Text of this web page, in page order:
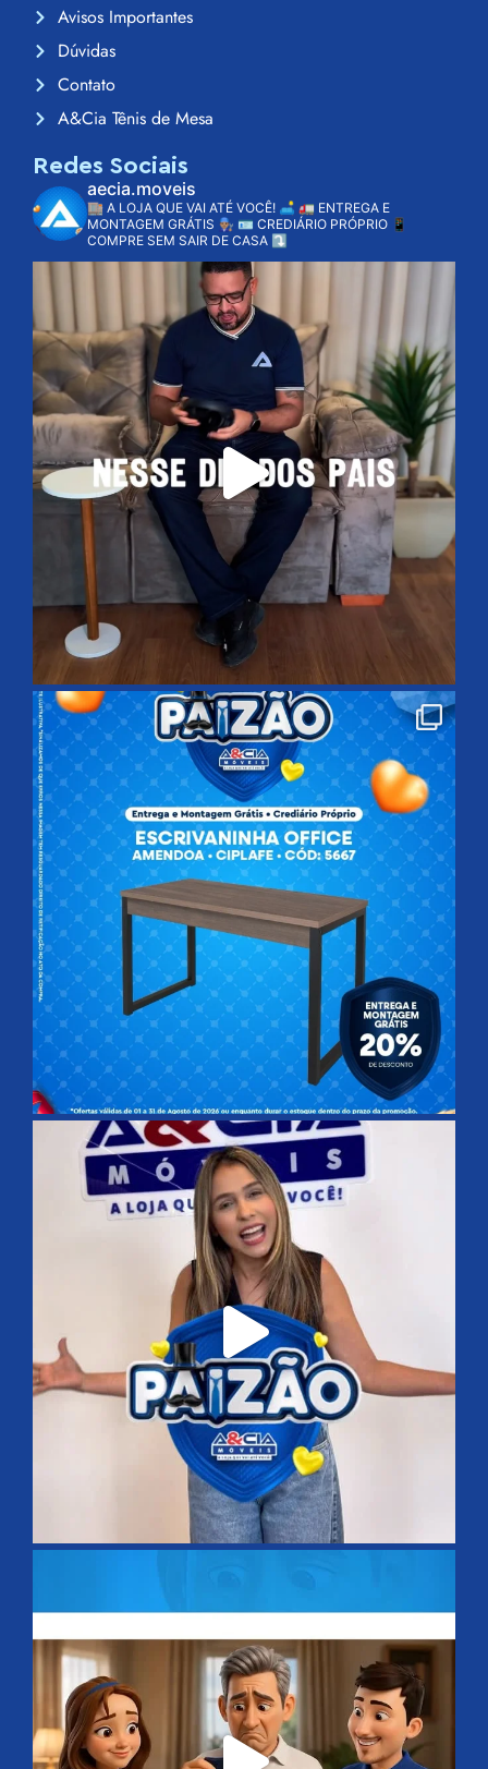
Avisos Importantes
Dúvidas
Contato
A&Cia Tênis de Mesa
Redes Sociais
aecia.moveis
🏬 A LOJA QUE VAI ATÉ VOCÊ! 🛋️ 🚛 ENTREGA E
MONTAGEM GRÁTIS 👨🏽‍🔧 🪪 CREDIÁRIO PRÓPRIO 📱
COMPRE SEM SAIR DE CASA ⤵️